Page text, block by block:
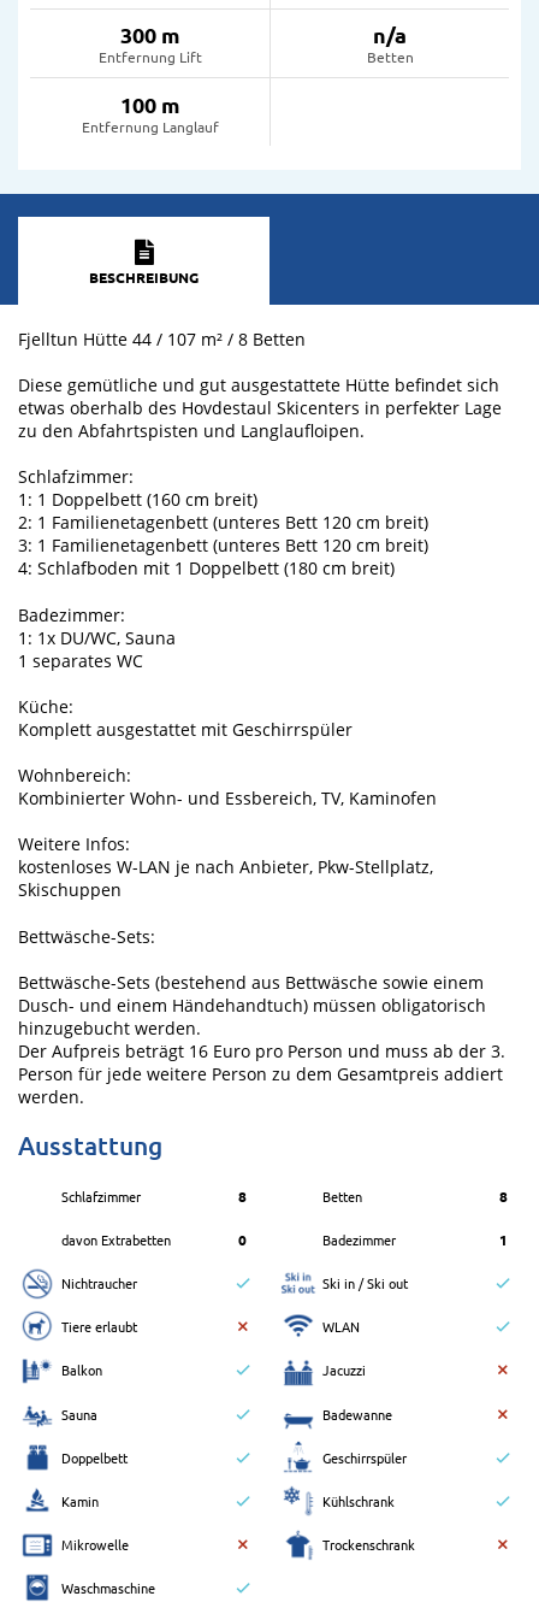
300 m
Entfernung Lift
n/a
Betten
100 m
Entfernung Langlauf
BESCHREIBUNG
Fjelltun Hütte 44 / 107 m² / 8 Betten
Diese gemütliche und gut ausgestattete Hütte befindet sich
etwas oberhalb des Hovdestaul Skicenters in perfekter Lage
zu den Abfahrtspisten und Langlaufloipen.
Schlafzimmer:
1: 1 Doppelbett (160 cm breit)
2: 1 Familienetagenbett (unteres Bett 120 cm breit)
3: 1 Familienetagenbett (unteres Bett 120 cm breit)
4: Schlafboden mit 1 Doppelbett (180 cm breit)
Badezimmer:
1: 1x DU/WC, Sauna
1 separates WC
Küche:
Komplett ausgestattet mit Geschirrspüler
Wohnbereich:
Kombinierter Wohn- und Essbereich, TV, Kaminofen
Weitere Infos:
kostenloses W-LAN je nach Anbieter, Pkw-Stellplatz,
Skischuppen
Bettwäsche-Sets:
Bettwäsche-Sets (bestehend aus Bettwäsche sowie einem
Dusch- und einem Händehandtuch) müssen obligatorisch
hinzugebucht werden.
Der Aufpreis beträgt 16 Euro pro Person und muss ab der 3.
Person für jede weitere Person zu dem Gesamtpreis addiert
werden.
Ausstattung
Schlafzimmer 8 Betten 8
davon Extrabetten 0 Badezimmer 1
Nichtraucher Ski in / Ski out
Tiere erlaubt WLAN
Balkon Jacuzzi
Sauna Badewanne
Doppelbett Geschirrspüler
Kamin Kühlschrank
Mikrowelle Trockenschrank
Waschmaschine